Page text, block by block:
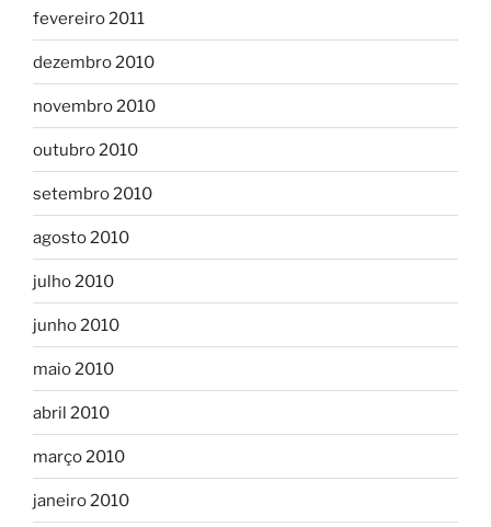
fevereiro 2011
dezembro 2010
novembro 2010
outubro 2010
setembro 2010
agosto 2010
julho 2010
junho 2010
maio 2010
abril 2010
março 2010
janeiro 2010